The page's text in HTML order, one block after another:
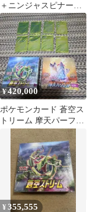
＋ニンジャスピナー未
開封ボックスシュリン
ク付き
¥420,000
ポケモンカード 蒼空ス
トリーム 摩天パーフェ
クト BOXセット プロ
モカード付き
¥355,555